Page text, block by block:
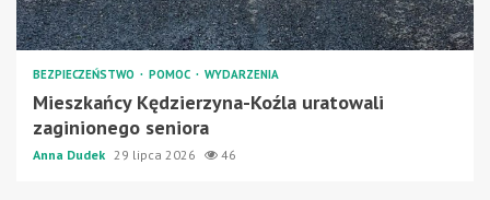
BEZPIECZEŃSTWO POMOC WYDARZENIA
Mieszkańcy Kędzierzyna-Koźla uratowali
zaginionego seniora
Anna Dudek 29 lipca 2026 46